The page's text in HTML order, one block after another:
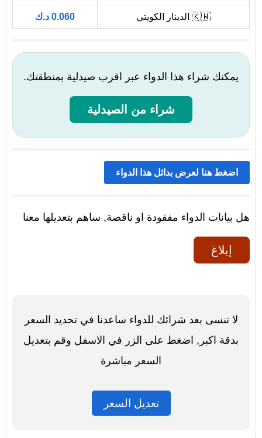
🇰🇼 الدينار الكويتي 0.060 د.ك
يمكنك شراء هذا الدواء عبر اقرب صيدلية بمنطقتك.
شراء من الصيدلية
اضغط هنا لعرض بدائل هذا الدواء
هل بيانات الدواء مفقودة او ناقصة, ساهم بتعديلها معنا
إبلاغ
لا تنسى بعد شرائك للدواء ساعدنا في تحديد السعر
بدقة اكبر, اضغط على الزر في الاسفل وقم بتعديل
السعر مباشرة
تعديل السعر